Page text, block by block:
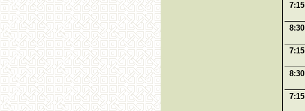
6:30 الي 7:15
7:15 الي 8:30
6:30 الي 7:15
7:15 الي 8:30
6:30 الي 7:15